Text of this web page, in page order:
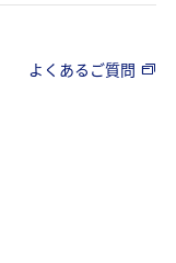
よくあるご質問